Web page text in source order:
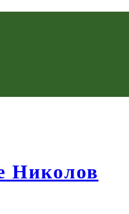
Николов